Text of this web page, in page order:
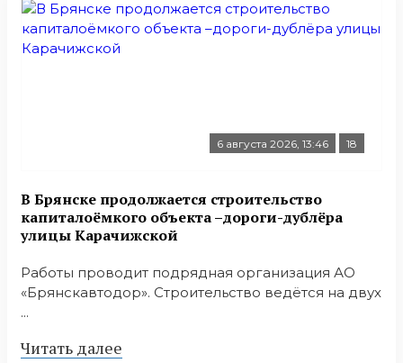
6 августа 2026, 13:46 18
В Брянске продолжается строительство
капиталоёмкого объекта –дороги-дублёра
улицы Карачижской
Работы проводит подрядная организация АО
«Брянскавтодор». Строительство ведётся на двух
...
Читать далее